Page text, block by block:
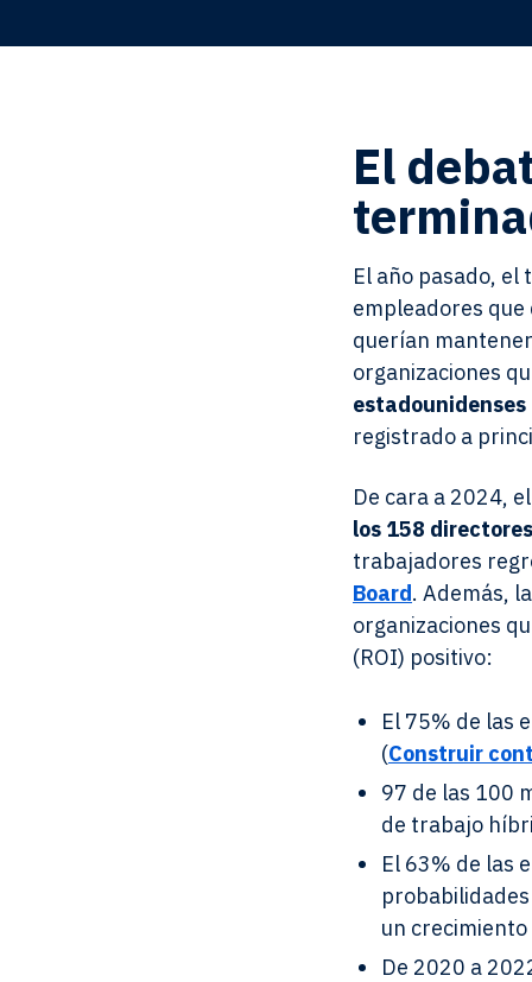
El
El año pasado,
empleadores que
querían
organizaciones
registrado a
De cara a 2024,
los 158
trabajadores
Board. Además,
organizaciones
(ROI) positivo:
El 75% de las
(Construir
97 de las 100
de trabajo
El 63% de las
un
De 2020 a